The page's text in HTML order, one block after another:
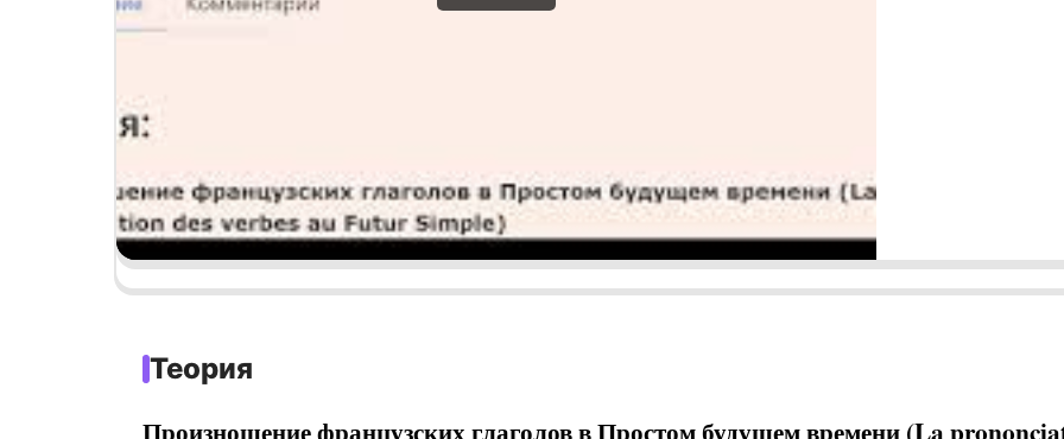
Теория
Произношение французских глаголов в Простом будущем времени (La